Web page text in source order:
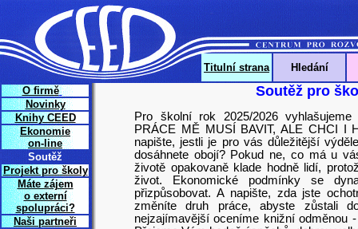
Titulní strana
Hledání
O firmě
Novinky
Knihy CEED
Ekonomie
on-line
Soutěž
Projekt pro školy
Máte zájem
o externí
spolupráci?
Naši partneři
Soutěž pro
Pro školní rok 2025/2026
PRÁCE MĚ MUSÍ BAVIT, ALE CHCI I
napište, jestli je pro vás důležitější
dosáhnete obojí? Pokud ne, co má u
životě opakovaně klade hodně lidí,
život. Ekonomické podmínky se
přizpůsobovat. A napište, zda jste
změníte druh práce, abyste zůstali
nejzajímavější oceníme knižní odměnou